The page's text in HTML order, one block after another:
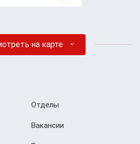
на карте
Отделы
Вакансии